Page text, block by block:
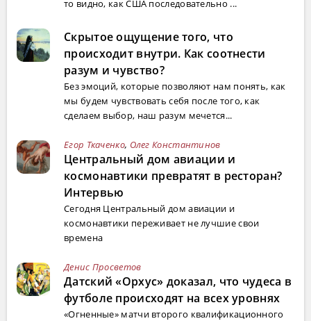
то видно, как США последовательно ...
Скрытое ощущение того, что
происходит внутри. Как соотнести
разум и чувство?
Без эмоций, которые позволяют нам понять, как
мы будем чувствовать себя после того, как
сделаем выбор, наш разум мечется...
Егор Ткаченко, Олег Константинов
Центральный дом авиации и
космонавтики превратят в ресторан?
Интервью
Сегодня Центральный дом авиации и
космонавтики переживает не лучшие свои
времена
Денис Просветов
Датский «Орхус» доказал, что чудеса в
футболе происходят на всех уровнях
«Огненные» матчи второго квалификационного